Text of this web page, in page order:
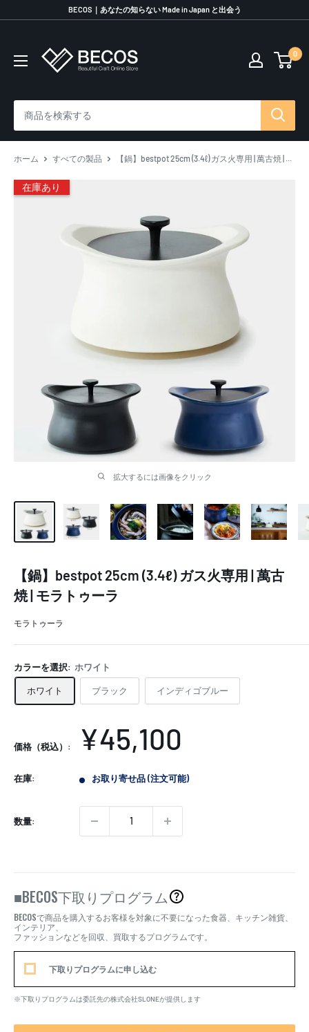
ッ
BECOS｜あなたの知らない Made in Japan と出会う
伝
品
ら
0
ホーム すべての製品 【鍋】bestpot 25cm (3.4ℓ) ガス火専用 | 萬古焼 | ...
在庫あり
拡大するには画像をクリック
【鍋】bestpot 25cm (3.4ℓ) ガス火専用 | 萬古
焼 | モラトゥーラ
モラトゥーラ
カラーを選択: ホワイト
ホワイト ブラック インディゴブルー
価格（税込）:
販
売
格
¥45,100
在庫: お取り寄せ品 (注文可能)
数量:
■BECOS下取りプログラム
BECOSで商品を購入するお客様を対象に不要になった食器、キッチン雑貨、
インテリア、
ファッションなどを回収、買取するプログラムです。
下取りプログラムに申し込む
※下取りプログラムは委託先の株式会社SLONEが提供します